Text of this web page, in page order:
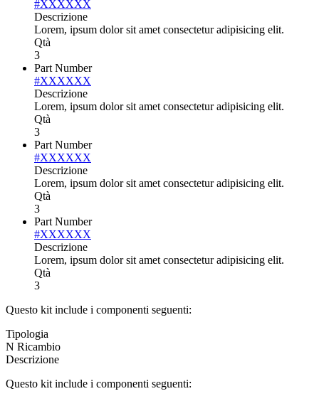
#XXXXXX
Descrizione
Lorem, ipsum dolor sit amet consectetur adipisicing elit.
Qtà
3
Part Number
#XXXXXX
Descrizione
Lorem, ipsum dolor sit amet consectetur adipisicing elit.
Qtà
3
Part Number
#XXXXXX
Descrizione
Lorem, ipsum dolor sit amet consectetur adipisicing elit.
Qtà
3
Part Number
#XXXXXX
Descrizione
Lorem, ipsum dolor sit amet consectetur adipisicing elit.
Qtà
3
Questo kit include i componenti seguenti:
Tipologia
N Ricambio
Descrizione
Questo kit include i componenti seguenti: